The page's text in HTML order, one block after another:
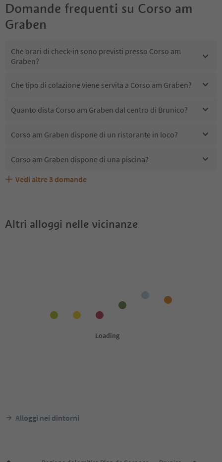
Domande frequenti su Corso am
Graben
Che orari di check-in sono previsti presso Corso am
Graben?
Che tipo di colazione viene servita a Corso am Graben?
Quanto dista Corso am Graben dal centro di Brunico?
Corso am Graben dispone di un ristorante in loco?
Corso am Graben dispone di una piscina?
Corso am Graben accetta animali domestici?
Quali servizi/attività sono disponibili presso Corso am
Gli ospiti di Corso am Graben ricevono l'Alto Adige Guest
Vedi altre 3 domande
Altri alloggi nelle vicinanze
Alloggi nei dintorni